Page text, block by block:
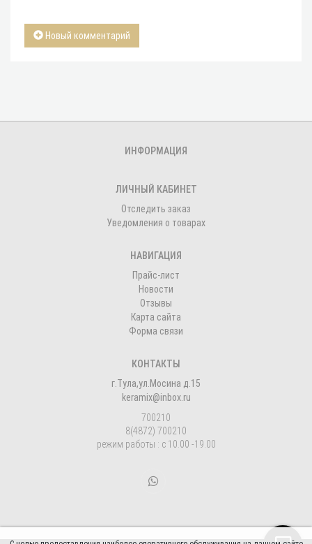
Новый комментарий
ИНФОРМАЦИЯ
ЛИЧНЫЙ КАБИНЕТ
Отследить заказ
Уведомления о товарах
НАВИГАЦИЯ
Прайс-лист
Новости
Отзывы
Карта сайта
Форма связи
КОНТАКТЫ
г.Тула,ул.Мосина д.15
keramix@inbox.ru
700210
8(4872) 700210
режим работы : с 10.00 -19.00